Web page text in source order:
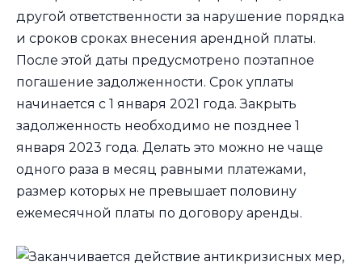
другой ответственности за нарушение порядка
и сроков сроках внесения арендной платы.
После этой даты предусмотрено поэтапное
погашение задолженности. Срок уплаты
начинается с 1 января 2021 года. Закрыть
задолженность необходимо не позднее 1
января 2023 года. Делать это можно не чаще
одного раза в месяц равными платежами,
размер которых не превышает половину
ежемесячной платы по договору аренды.